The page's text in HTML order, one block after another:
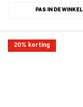
PAS IN DE WINKEL
20% korting